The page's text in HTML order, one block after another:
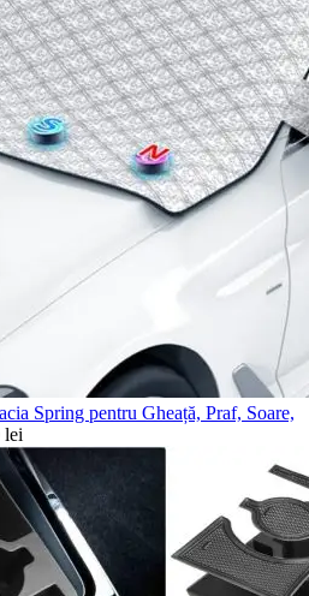
Spring pentru Gheață, Praf, Soare,
lei